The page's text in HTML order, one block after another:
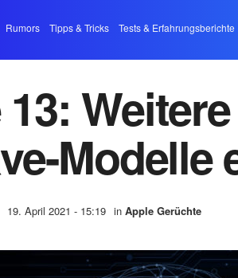
Rumors Tipps & Tricks Tests & Erfahrungsberichte
Modelle
19. April 2021 - 15:19 in Apple Gerüchte